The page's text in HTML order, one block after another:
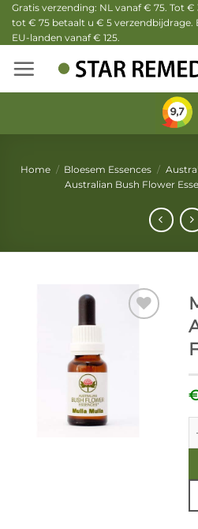
Ga
naar
inhoud
Gratis verzending: NL vanaf € 75. Tot
tot € 75 betaalt u € 5 verzendbijdrage.
EU-landen vanaf € 125.
Home / Bloesem Essences /
Australian Bush Flower